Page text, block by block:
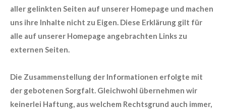
aller gelinkten Seiten auf unserer Homepage und machen
uns ihre Inhalte nicht zu Eigen. Diese Erklärung gilt für
alle auf unserer Homepage angebrachten Links zu
externen Seiten.
Die Zusammenstellung der Informationen erfolgte mit
der gebotenen Sorgfalt. Gleichwohl übernehmen wir
keinerlei Haftung, aus welchem Rechtsgrund auch immer,